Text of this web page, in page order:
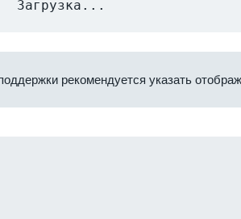
Загрузка...
рекомендуется указать